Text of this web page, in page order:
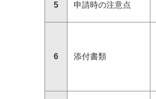
5 申請時の注意点
6 添付書類